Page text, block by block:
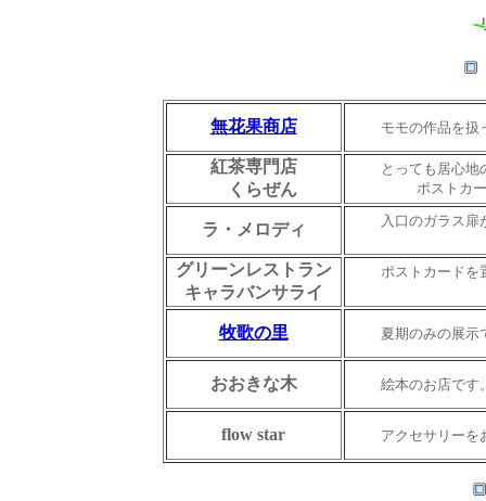
無花果商店 モモの作品を扱
紅茶専門店
くらぜん
とっても居心地
ポストカード、
ラ・メロディ
入口のガラス扉
グリーンレストラン
キャラバンサライ
ポストカードを
牧歌の里 夏期のみの展示
おおきな木 絵本のお店です
flow star アクセサリーを